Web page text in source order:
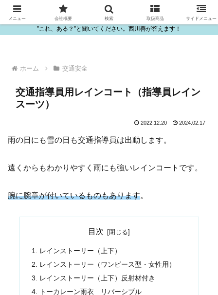
ビニール・プラスチック製品の卸販売は西川善
”これ、ある？”と聞いてください。西川善が答えます！
ホーム 交通安全
交通指導員用レインコート（指導員レイン
スーツ）
2022.12.20 2024.02.17
雨の日にも雪の日も交通指導員は出動します。
遠くからもわかりやすく雨にも強いレインコートです。
腕に腕章が付いているものもあります。
目次
レインストーリー（上下）
レインストーリー（ワンピース型・女性用）
レインストーリー（上下）反射材付き
トーカレーン雨衣 リバーシブル
メニュー 会社概要 検索 取扱商品 サイドメニュー